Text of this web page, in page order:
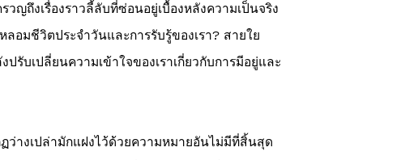
วญถึงเรื่องราวลี้ลับที่ซ่อนอยู่เบื้องหลังความเป็นจริง
อมชีวิตประจำวันและการรับรู้ของเรา? สายใย
รับเปลี่ยนความเข้าใจของเราเกี่ยวกับการมีอยู่และ
ว่างเปล่ามักแฝงไว้ด้วยความหมายอันไม่มีที่สิ้นสุด